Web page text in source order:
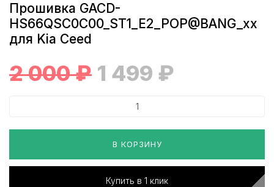
Прошивка GACD-
HS66QSC0C00_ST1_E2_POP@BANG_xx
для Kia Ceed
2 000₽ 1 499 ₽
В КОРЗИНУ
Купить в 1 клик